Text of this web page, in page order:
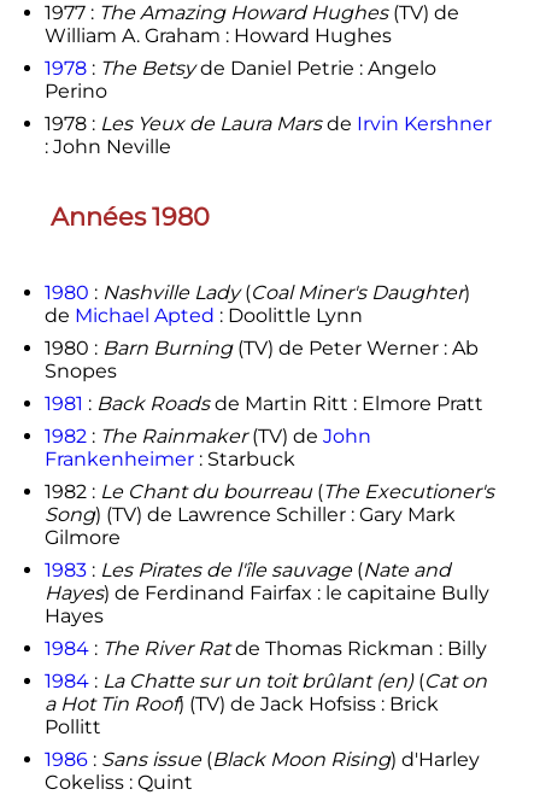
1977 : The Amazing Howard Hughes(TV) de
William A. Graham : Howard Hughes
1978: The Betsyde Daniel Petrie : Angelo
Perino
1978 : Les Yeux de Laura Marsde Irvin Kershner
: John Neville
Années 1980
1980 : Nashville Lady(Coal Miner's Daughter)
de Michael Apted : Doolittle Lynn
1980 : Barn Burning(TV) de Peter Werner : Ab
Snopes
1981 : Back Roadsde Martin Ritt : Elmore Pratt
1982 : The Rainmaker(TV) de John
Frankenheimer: Starbuck
1982 : Le Chant du bourreau(The Executioner's
Song) (TV) de Lawrence Schiller : Gary Mark
Gilmore
1983: Les Pirates de l'île sauvage(Nate and
Hayes) de Ferdinand Fairfax : le capitaine Bully
Hayes
1984: The River Ratde Thomas Rickman : Billy
1984: La Chatte sur un toit brûlant (en)(Cat on
a Hot Tin Roof) (TV) de Jack Hofsiss : Brick
Pollitt
1986: Sans issue(Black Moon Rising) d'Harley
Cokeliss : Quint